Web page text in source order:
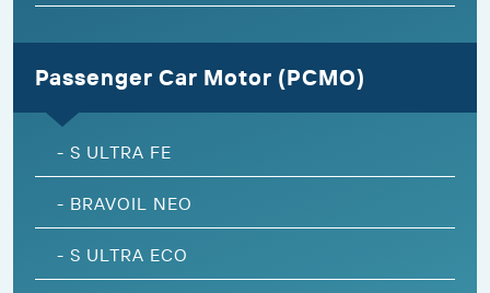
Passenger Car Motor (PCMO)
- S ULTRA FE
- BRAVOIL NEO
- S ULTRA ECO